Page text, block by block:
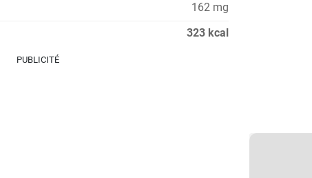
162 mg
323 kcal
PUBLICITÉ